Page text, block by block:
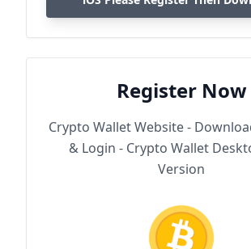
Register Now
Crypto Wallet Website -
& Login - Crypto Wallet
Version